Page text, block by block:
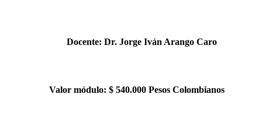
Docente: Dr. Jorge Iván Arango Caro
Valor módulo: $ 540.000 Pesos Colombianos